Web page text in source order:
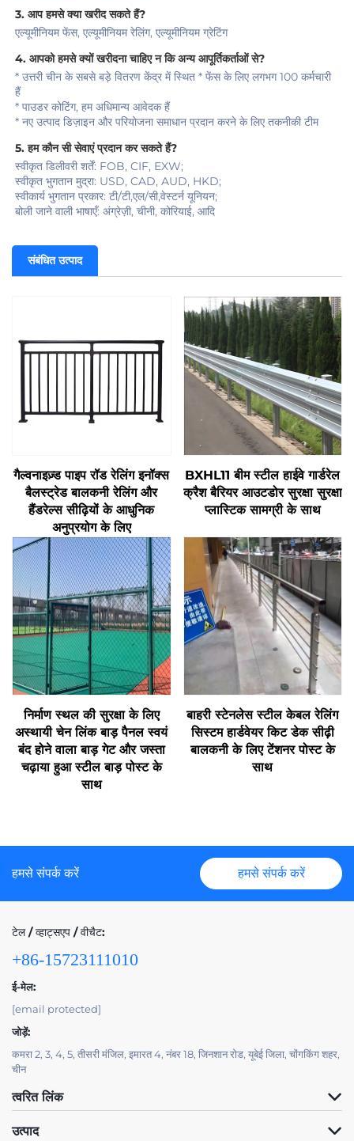
3. आप हमसे क्या खरीद सकते हैं?
एल्यूमीनियम फेंस, एल्यूमीनियम रेलिंग, एल्यूमीनियम ग्रेटिंग
4. आपको हमसे क्यों खरीदना चाहिए न कि अन्य आपूर्तिकर्ताओं से?
* उत्तरी चीन के सबसे बड़े वितरण केंद्र में स्थित * फेंस के लिए लगभग 100 कर्मचारी
हैं
* पाउडर कोटिंग, हम अधिमान्य आवेदक हैं
* नए उत्पाद डिज़ाइन और परियोजना समाधान प्रदान करने के लिए तकनीकी टीम
5. हम कौन सी सेवाएं प्रदान कर सकते हैं?
स्वीकृत डिलीवरी शर्तें: FOB, CIF, EXW;
स्वीकृत भुगतान मुद्रा: USD, CAD, AUD, HKD;
स्वीकार्य भुगतान प्रकार: टी/टी,एल/सी,वेस्टर्न यूनियन;
बोली जाने वाली भाषाएँ: अंग्रेज़ी, चीनी, कोरियाई, आदि
संबंधित उत्पाद
गैल्वनाइज़्ड पाइप रॉड रेलिंग इनॉक्स
बैलस्ट्रेड बालकनी रेलिंग और
हैंडरेल्स सीढ़ियों के आधुनिक
अनुप्रयोग के लिए
BXHL11 बीम स्टील हाईवे गार्डरेल
क्रैश बैरियर आउटडोर सुरक्षा सुरक्षा
प्लास्टिक सामग्री के साथ
निर्माण स्थल की सुरक्षा के लिए
अस्थायी चेन लिंक बाड़ पैनल स्वयं
बंद होने वाला बाड़ गेट और जस्ता
चढ़ाया हुआ स्टील बाड़ पोस्ट के
साथ
बाहरी स्टेनलेस स्टील केबल रेलिंग
सिस्टम हार्डवेयर किट डेक सीढ़ी
बालकनी के लिए टेंशनर पोस्ट के
साथ
हमसे संपर्क करें हमसे संपर्क करें
टेल / व्हाट्सएप / वीचैट:
+86-15723111010
ई-मेल:
[email protected]
जोड़ें:
कमरा 2, 3, 4, 5, तीसरी मंजिल, इमारत 4, नंबर 18, जिनशान रोड, यूबेई जिला, चोंगकिंग शहर,
चीन
त्वरित लिंक
उत्पाद